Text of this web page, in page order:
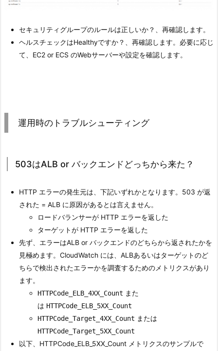
セキュリティグループのルールは正しいか？、再確認します。
ヘルスチェックはHealthyですか？、再確認します。必要に応じ
て、EC2 or ECS のWebサーバーや設定を確認します。
運用時のトラブルシューティング
503はALB or バックエンドどっちから来た？
HTTP エラーの発生元は、下記いずれかとなります。503 が返
された = ALB に原因があるとは言えません。
ロードバランサーが HTTP エラーを返した
ターゲットが HTTP エラーを返した
先ず、エラーはALB or バックエンドのどちらから返されたかを
見極めます。CloudWatch には、ALBあるいはターゲットのど
ちらで検出されたエラーかを調査するためのメトリクスがあり
ます。
HTTPCode_ELB_4XX_Count また
は HTTPCode_ELB_5XX_Count
HTTPCode_Target_4XX_Count または
HTTPCode_Target_5XX_Count
以下、HTTPCode_ELB_5XX_Count メトリクスのサンプルで